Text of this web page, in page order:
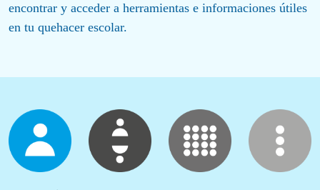
encontrar y acceder a herramientas e informaciones útiles
en tu quehacer escolar.